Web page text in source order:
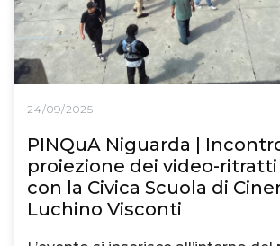
24/09/2025
PINQuA Niguarda |
proiezione dei video-
con la Civica Scuola di
Luchino Visconti